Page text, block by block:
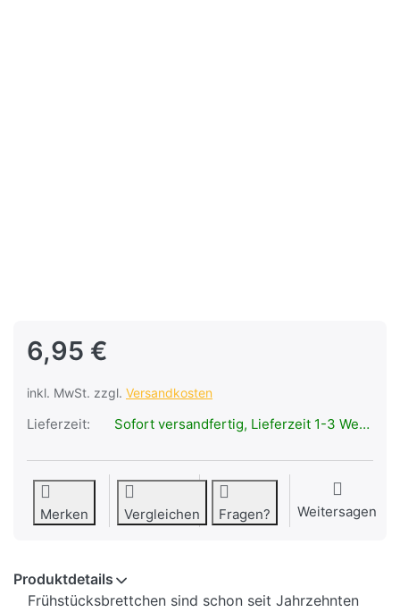
6,95 €
inkl. MwSt. zzgl. Versandkosten
Lieferzeit: Sofort versandfertig, Lieferzeit 1-3 Werktage.
Merken Vergleichen Fragen? Weitersagen
Produktdetails
Frühstücksbrettchen sind schon seit Jahrzehnten